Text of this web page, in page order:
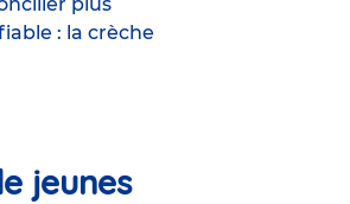
: la crèche
jeunes